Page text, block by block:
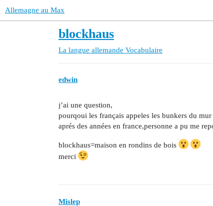
Allemagne au Max
blockhaus
La langue allemande Vocabulaire
edwin
j’ai une question,
pourqoui les français appeles les bunkers du
aprés des années en france,personne a pu me
blockhaus=maison en rondins de bois
merci
Mislep